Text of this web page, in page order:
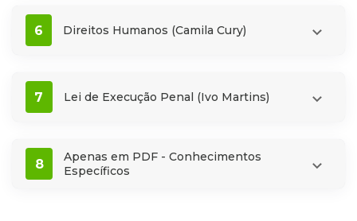
6 Direitos Humanos (Camila Cury)
7 Lei de Execução Penal (Ivo Martins)
8
Apenas em PDF - Conhecimentos
Específicos